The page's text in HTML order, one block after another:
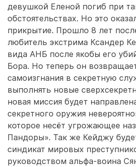
девушкой Еленой погиб при
обстоятельствах. Но это
прикрытие. Прошло 8 лет
любитель экстрима Ксандер
вида АНБ после якобы его
Бора. Но теперь он
самоизгнания в секретную
выполнять новые
новая миссия будет
секретного оружия
которое несёт угрожающее
Пандоры». Так же Кейджу
синдикат мировых
руководством альфа-воина